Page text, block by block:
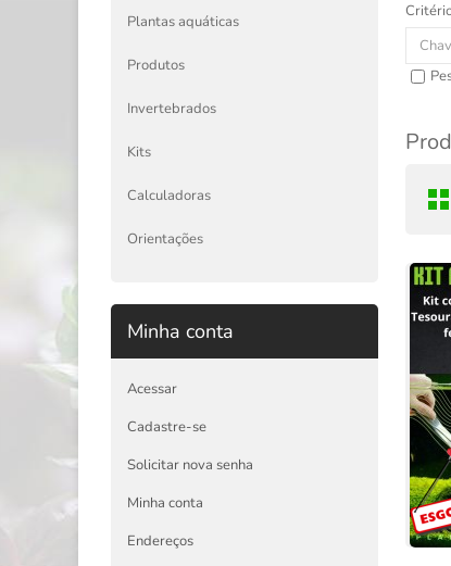
Plantas aquáticas
Produtos
Invertebrados
Kits
Calculadoras
Orientações
Minha conta
Acessar
Cadastre-se
Solicitar nova senha
Minha conta
Endereços